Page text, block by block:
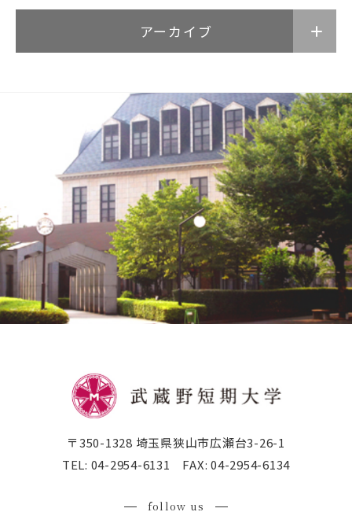
附属幼稚園・保育園サイ
サイトポリシー
follow us
公式SNSアカウント
武蔵野学院
武蔵野学院大学大学院
武蔵野短期大学
附属幼稚園・保育園
アーカイブ
〒350-1328 埼玉県狭山市広瀬台3-26-1
TEL: 04-2954-6131 FAX: 04-2954-6134
follow us